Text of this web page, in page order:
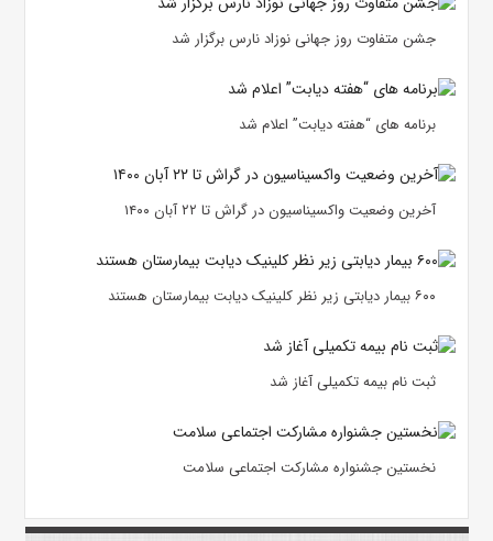
جشن متفاوت روز جهانی نوزاد نارس برگزار شد
برنامه های “هفته دیابت” اعلام شد
آخرین وضعیت واکسیناسیون در گراش تا ۲۲ آبان ۱۴۰۰
۶۰۰ بیمار دیابتی زیر نظر کلینیک دیابت بیمارستان هستند
ثبت نام بیمه تکمیلی آغاز شد
نخستین جشنواره مشارکت اجتماعی سلامت